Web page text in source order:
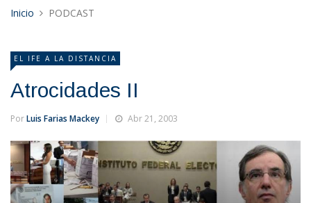
Inicio PODCAST
EL IFE A LA DISTANCIA
Atrocidades II
PorLuis Farias Mackey Abr 21, 2003